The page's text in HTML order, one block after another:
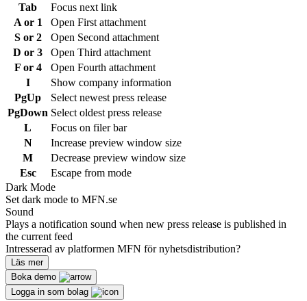
Tab
Focus next link
A or 1
Open First attachment
S or 2
Open Second attachment
D or 3
Open Third attachment
F or 4
Open Fourth attachment
I
Show company information
PgUp
Select newest press release
PgDown Select oldest press release
L
Focus on filer bar
N
Increase preview window size
M
Decrease preview window size
Esc
Escape from mode
Dark Mode
Set dark mode to MFN.se
Sound
Plays a notification sound when new press release is published in
the current feed
Intresserad av platformen MFN för nyhetsdistribution?
Läs mer
Boka demo
Logga in som bolag